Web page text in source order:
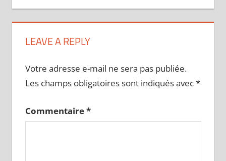
LEAVE A REPLY
Votre adresse e-mail ne sera pas publiée.
Les champs obligatoires sont indiqués avec*
Commentaire*